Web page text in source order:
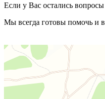
Если у Вас остались
Мы всегда готовы помочь и